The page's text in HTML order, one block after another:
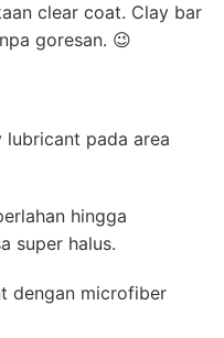
clear coat. Clay bar
goresan. 😉
lubricant pada area
hingga
super halus.
dengan microfiber